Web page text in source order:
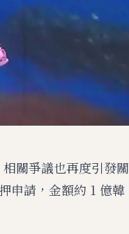
關爭議也再度引發關
申請，金額約 1 億韓